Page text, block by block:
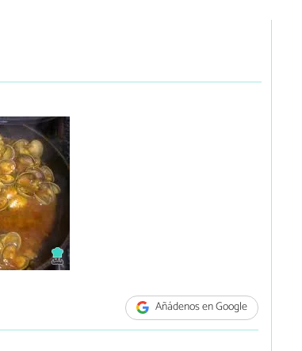
Añádenos en Google